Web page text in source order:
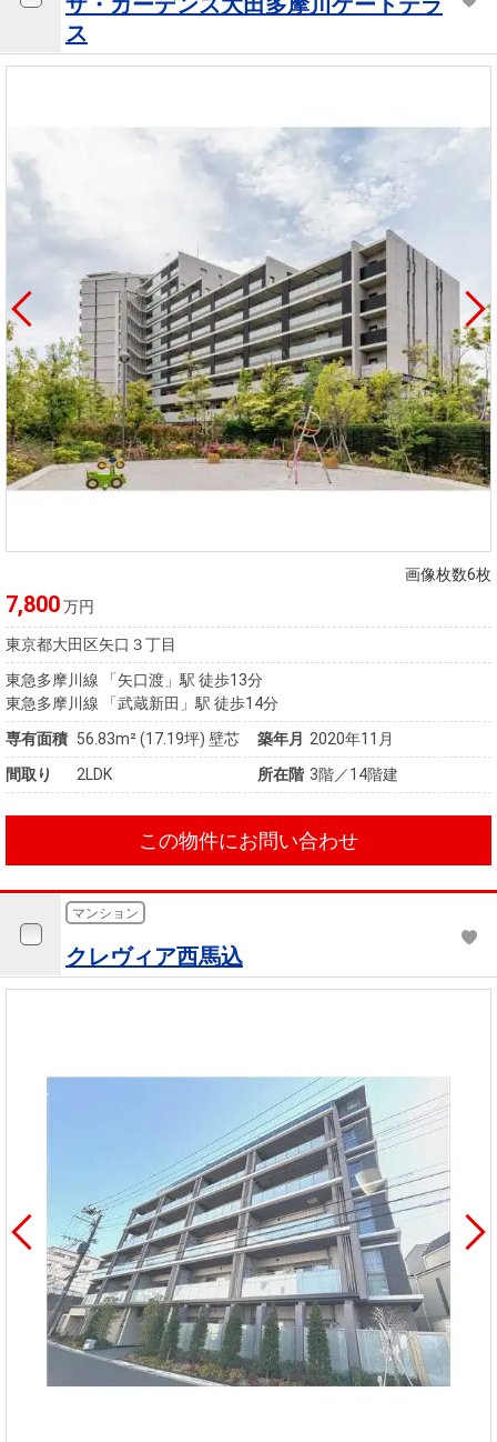
ス
画像枚数6枚
7,800万円
東京都大田区矢口３丁目
東急多摩川線 「矢口渡」駅 徒歩13分
東急多摩川線 「武蔵新田」駅 徒歩14分
専有面積 56.83m²(17.19坪) 壁芯 築年月 2020年11月
間取り
2LDK 所在階 3階／14階建
この物件にお問い合わせ
マンション
クレヴィア西馬込